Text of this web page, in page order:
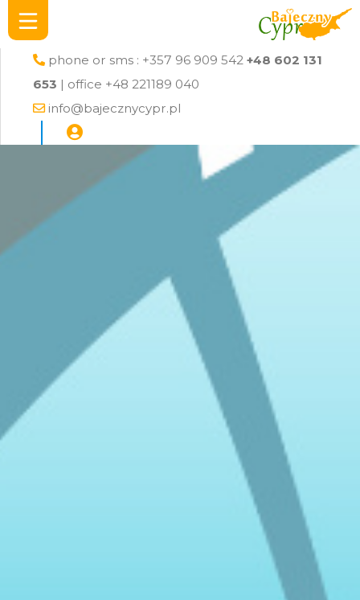
phone or sms : +357 96 909 542 +48 602 131
653 | office +48 221189 040
info@bajecznycypr.pl